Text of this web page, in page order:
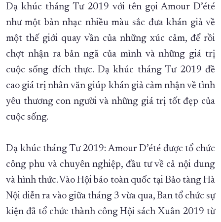
Dạ khúc tháng Tư 2019 với tên gọi Amour D’été
như một bản nhạc nhiều màu sắc đưa khán giả về
một thế giới quay vần của những xúc cảm, để rồi
chợt nhận ra bản ngã của mình và những giá trị
cuộc sống đích thực. Dạ khúc tháng Tư 2019 đề
cao giá trị nhân văn giúp khán giả cảm nhận về tình
yêu thương con người và những giá trị tốt đẹp của
cuộc sống.
Dạ khúc tháng Tư 2019: Amour D’été được tổ chức
công phu và chuyên nghiệp, đầu tư về cả nội dung
và hình thức. Vào Hội báo toàn quốc tại Bảo tàng Hà
Nội diễn ra vào giữa tháng 3 vừa qua, Ban tổ chức sự
kiện đã tổ chức thành công Hội sách Xuân 2019 từ